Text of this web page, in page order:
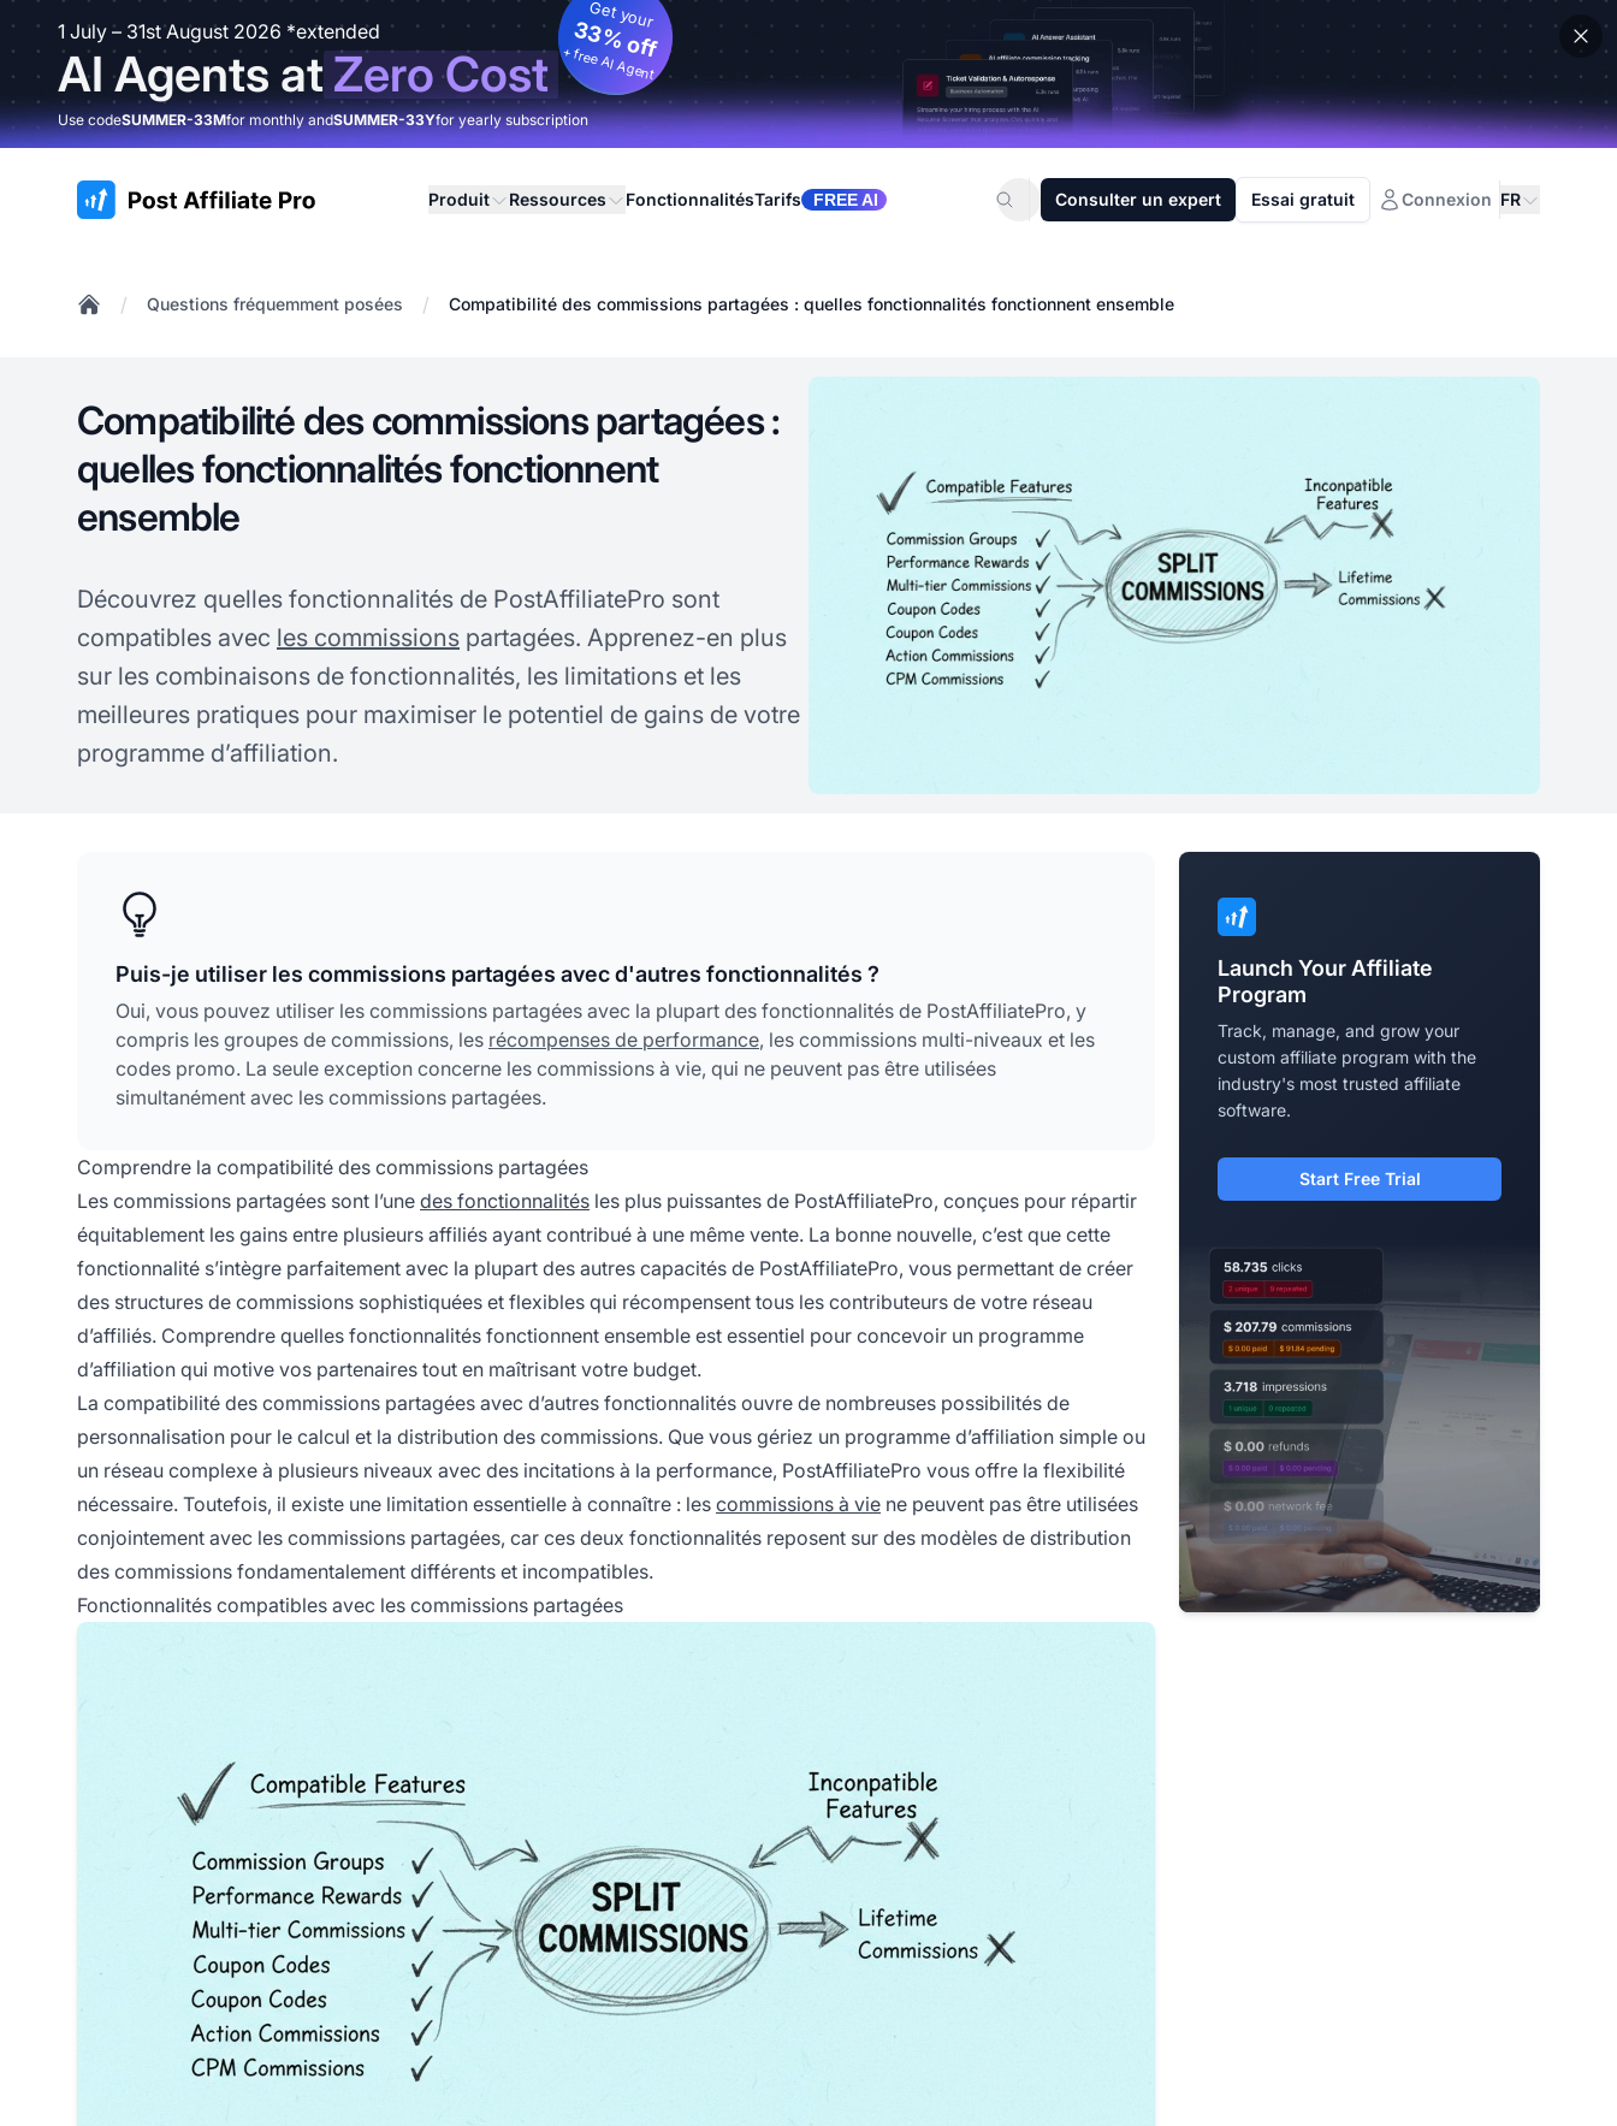
1 July – 31st August 2026 *extended
AI Agents atZero Cost
Get your
33% off
+ free AI Agent
Use codeSUMMER-33Mfor monthly andSUMMER-33Yfor yearly subscription
:site.title Produit Ressources FonctionnalitésTarifs FREE AI Consulter un expert Essai gratuit Connexion FR
/ Questions fréquemment posées / Compatibilité des commissions partagées : quelles fonctionnalités fonctionnent ensemble
Compatibilité des commissions partagées :
quelles fonctionnalités fonctionnent
ensemble
Découvrez quelles fonctionnalités de PostAffiliatePro sont
compatibles avec les commissions partagées. Apprenez-en plus
sur les combinaisons de fonctionnalités, les limitations et les
meilleures pratiques pour maximiser le potentiel de gains de votre
programme d’affiliation.
Puis-je utiliser les commissions partagées avec d'autres fonctionnalités ?
Oui, vous pouvez utiliser les commissions partagées avec la plupart des fonctionnalités de PostAffiliatePro, y
compris les groupes de commissions, les récompenses de performance, les commissions multi-niveaux et les
codes promo. La seule exception concerne les commissions à vie, qui ne peuvent pas être utilisées
simultanément avec les commissions partagées.
Comprendre la compatibilité des commissions partagées
Les commissions partagées sont l’une des fonctionnalités les plus puissantes de PostAffiliatePro, conçues pour répartir
équitablement les gains entre plusieurs affiliés ayant contribué à une même vente. La bonne nouvelle, c’est que cette
fonctionnalité s’intègre parfaitement avec la plupart des autres capacités de PostAffiliatePro, vous permettant de créer
des structures de commissions sophistiquées et flexibles qui récompensent tous les contributeurs de votre réseau
d’affiliés. Comprendre quelles fonctionnalités fonctionnent ensemble est essentiel pour concevoir un programme
d’affiliation qui motive vos partenaires tout en maîtrisant votre budget.
La compatibilité des commissions partagées avec d’autres fonctionnalités ouvre de nombreuses possibilités de
personnalisation pour le calcul et la distribution des commissions. Que vous gériez un programme d’affiliation simple ou
un réseau complexe à plusieurs niveaux avec des incitations à la performance, PostAffiliatePro vous offre la flexibilité
nécessaire. Toutefois, il existe une limitation essentielle à connaître : les commissions à vie ne peuvent pas être utilisées
conjointement avec les commissions partagées, car ces deux fonctionnalités reposent sur des modèles de distribution
des commissions fondamentalement différents et incompatibles.
Fonctionnalités compatibles avec les commissions partagées
Launch Your Affiliate
Program
Track, manage, and grow your
custom affiliate program with the
industry's most trusted affiliate
software.
Start Free Trial